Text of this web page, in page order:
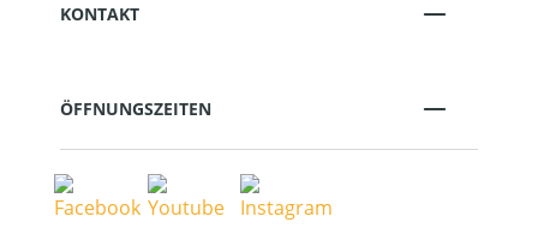
KONTAKT
ÖFFNUNGSZEITEN